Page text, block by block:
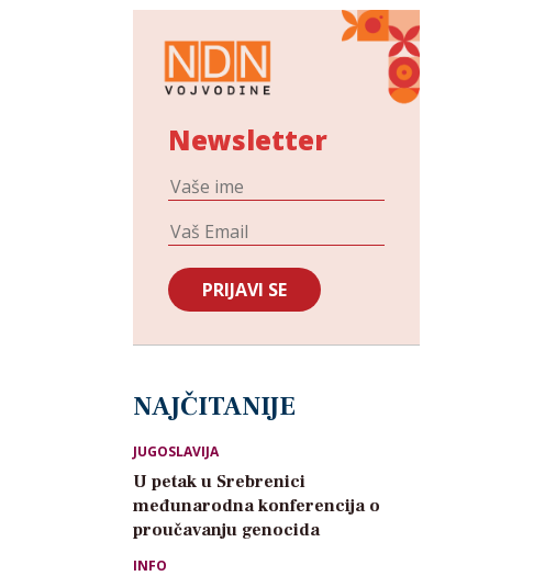
Newsletter
NAJČITANIJE
JUGOSLAVIJA
U petak u Srebrenici
međunarodna konferencija o
proučavanju genocida
INFO